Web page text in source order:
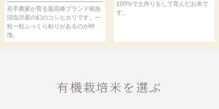
若手農家が育る最高峰ブランド南魚
沼塩沢産の幻のコシヒカリです。一
粒一粒ふっくら粘りがあるのが特
徴。
100%で土作りをして育んだお米で
す。
有機栽培米を選ぶ